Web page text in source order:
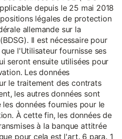
depuis le 25 mai 2018
légales de protection
allemande sur la
Il est nécessaire pour
l'Utilisateur fournisse ses
seront ensuite utilisées pour
Les données
le traitement des contrats
les autres données sont
données fournies pour le
À cette fin, les données de
à la banque attitrée
pour cela est l'art. 6 para. 1